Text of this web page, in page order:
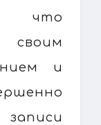
что
и